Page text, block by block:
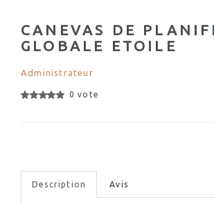
CANEVAS DE
GLOBALE ETOILE
Administrateur
0 vote
Description Avis